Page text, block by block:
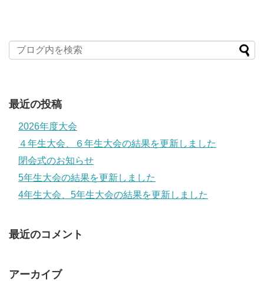
最近の投稿
2026年度大会
４年生大会、６年生大会の結果を更新しました
閉会式のお知らせ
5年生大会の結果を更新しました
4年生大会、5年生大会の結果を更新しました
最近のコメント
アーカイブ